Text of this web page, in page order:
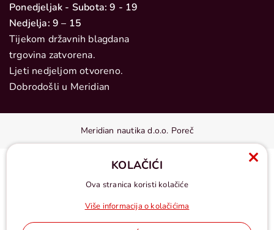
Ponedjeljak - Subota: 9 - 19
Nedjelja: 9 – 15
Tijekom državnih blagdana
trgovina zatvorena.
Ljeti nedjeljom otvoreno.
Dobrodošli u Meridian
Meridian nautika d.o.o. Poreč
KOLAČIĆI
Ova stranica koristi kolačiće
Više informacija o kolačićima